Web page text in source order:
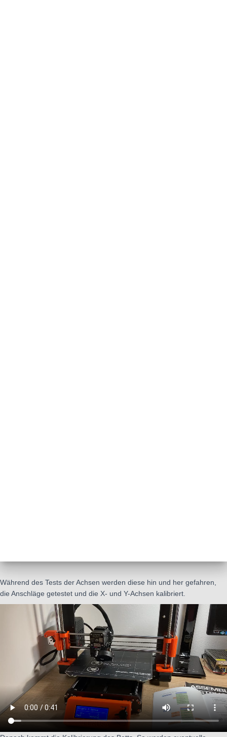
Während des Tests der Achsen werden diese hin und her gefahren,
die Anschläge getestet und die X- und Y-Achsen kalibriert.